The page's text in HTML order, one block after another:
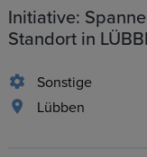
Initiative:
Standort in
Sonstige
Lübben